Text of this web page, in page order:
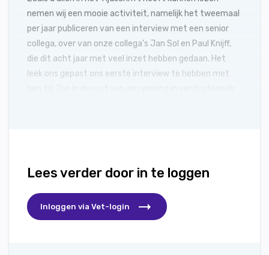
nemen wij een mooie activiteit, namelijk het tweemaal
per jaar publiceren van een interview met een senior
collega, over van onze collega’s Jan Sol en Paul Knijff,
die dit acht jaar met veel inzet hebben gedaan. Het
leek ons gepast ons eerste interview te hebben met
Lees verder door in te loggen
Inloggen via Vet-login